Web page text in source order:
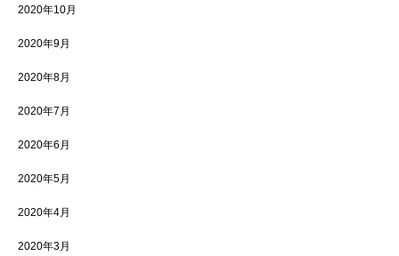
2020年10月
2020年9月
2020年8月
2020年7月
2020年6月
2020年5月
2020年4月
2020年3月